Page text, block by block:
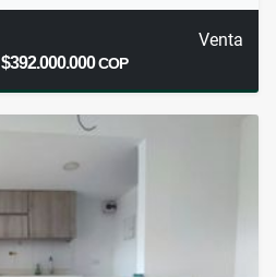
Venta
$392.000.000COP